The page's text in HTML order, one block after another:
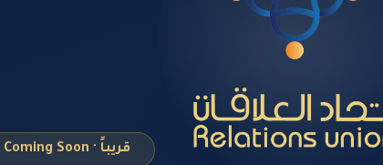
قريباً · Coming Soon